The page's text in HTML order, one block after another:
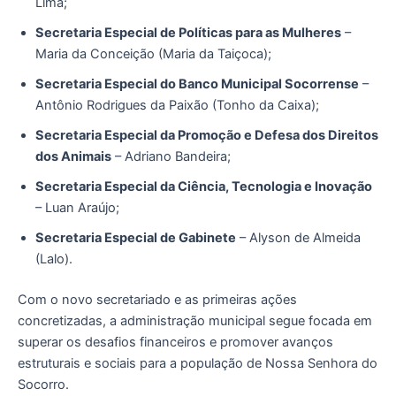
Secretaria Especial de Políticas para as Mulheres –
Maria da Conceição (Maria da Taiçoca);
Secretaria Especial do Banco Municipal Socorrense –
Antônio Rodrigues da Paixão (Tonho da Caixa);
Secretaria Especial da Promoção e Defesa dos Direitos
dos Animais – Adriano Bandeira;
Secretaria Especial da Ciência, Tecnologia e Inovação
– Luan Araújo;
Secretaria Especial de Gabinete – Alyson de Almeida
(Lalo).
Com o novo secretariado e as primeiras ações
concretizadas, a administração municipal segue focada em
superar os desafios financeiros e promover avanços
estruturais e sociais para a população de Nossa Senhora do
Socorro.